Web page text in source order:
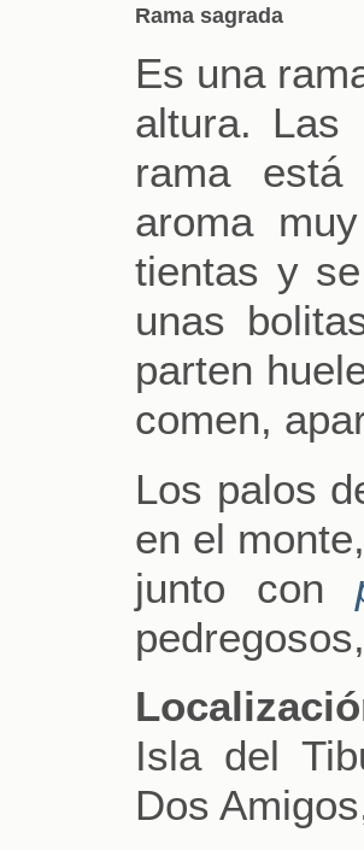
Rama sagrada
Es una
altura. Las
rama está
aroma
tientas y
unas
parten
comen,
Los palos
en el
junto con
Isla del
Dos